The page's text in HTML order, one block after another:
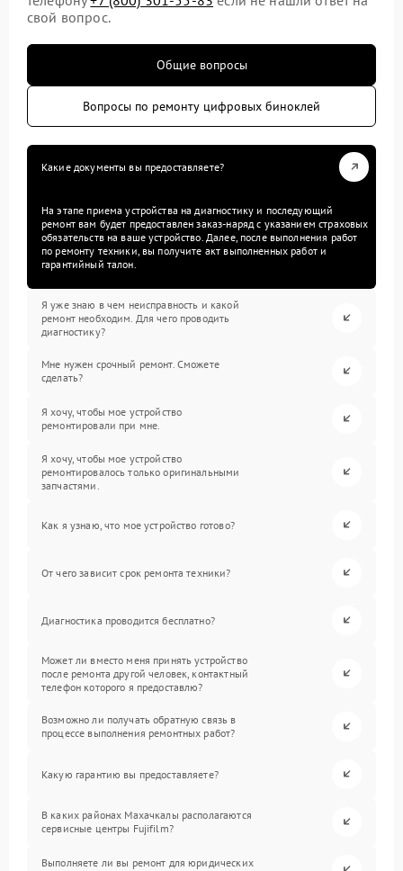
свой вопрос.
Общие вопросы
Вопросы по ремонту цифровых биноклей
Какие документы вы предоставляете?
На этапе приема устройства на диагностику и последующий
ремонт вам будет предоставлен заказ-наряд с указанием страховых
обязательств на ваше устройство. Далее, после выполнения работ
по ремонту техники, вы получите акт выполненных работ и
гарантийный талон.
Я уже знаю в чем неисправность и какой
ремонт необходим. Для чего проводить
диагностику?
Мне нужен срочный ремонт. Сможете
сделать?
Я хочу, чтобы мое устройство
ремонтировали при мне.
Я хочу, чтобы мое устройство
ремонтировалось только оригинальными
запчастями.
Как я узнаю, что мое устройство готово?
От чего зависит срок ремонта техники?
Диагностика проводится бесплатно?
Может ли вместо меня принять устройство
после ремонта другой человек, контактный
телефон которого я предоставлю?
Возможно ли получать обратную связь в
процессе выполнения ремонтных работ?
Какую гарантию вы предоставляете?
В каких районах Махачкалы располагаются
сервисные центры Fujifilm?
Выполняете ли вы ремонт для юридических